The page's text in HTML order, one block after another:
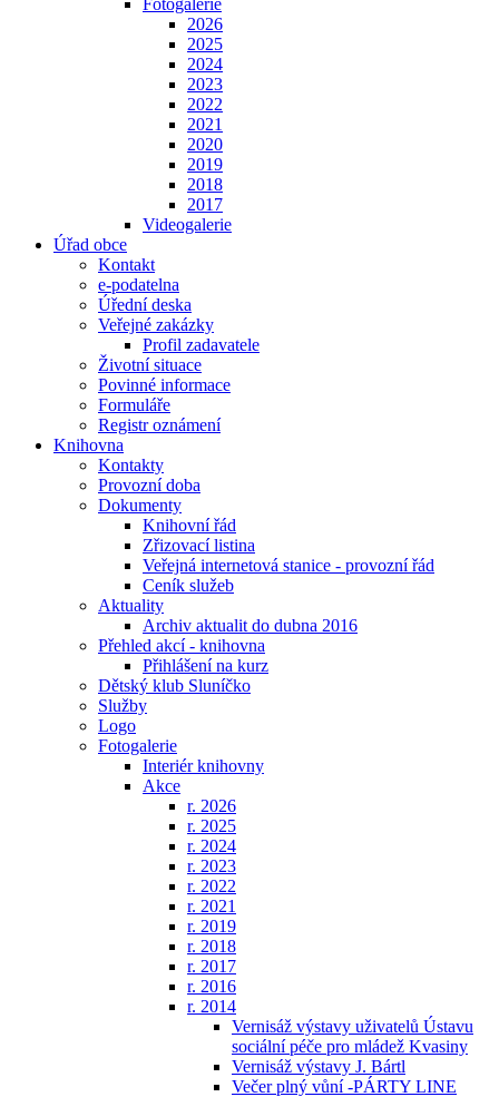
Fotogalerie
2026
2025
2024
2023
2022
2021
2020
2019
2018
2017
Videogalerie
Úřad obce
Kontakt
e-podatelna
Úřední deska
Veřejné zakázky
Profil zadavatele
Životní situace
Povinné informace
Formuláře
Registr oznámení
Knihovna
Kontakty
Provozní doba
Dokumenty
Knihovní řád
Zřizovací listina
Veřejná internetová stanice - provozní řád
Ceník služeb
Aktuality
Archiv aktualit do dubna 2016
Přehled akcí - knihovna
Přihlášení na kurz
Dětský klub Sluníčko
Služby
Logo
Fotogalerie
Interiér knihovny
Akce
r. 2026
r. 2025
r. 2024
r. 2023
r. 2022
r. 2021
r. 2019
r. 2018
r. 2017
r. 2016
r. 2014
Vernisáž výstavy uživatelů Ústavu
sociální péče pro mládež Kvasiny
Vernisáž výstavy J. Bártl
Večer plný vůní -PÁRTY LINE